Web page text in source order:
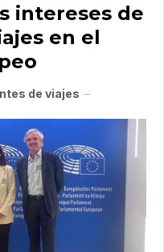
intereses de
en el
de viajes